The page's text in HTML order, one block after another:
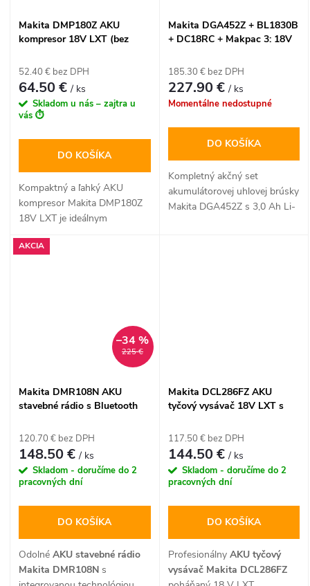
spínačmi pre maximálnu
flexibilitu pri práci. O vysokú
dodávaná bez akumulátora a
nabíjačky.
Makita DMP180Z AKU
kompresor 18V LXT (bez
52.40 € bez DPH
64.50 €/ ks
Skladom u nás – zajtra u
vás ⏱️
DO KOŠÍKA
Kompaktný a ľahký AKU
kompresor Makita DMP180Z
18V LXT je ideálnym
nafukovanie pneumatík
vypnutia pri dosiahnutí
nastaveného tlaku až do 8,3
bar. Tento prenosný batériový
kompresor sa dodáva so
sadou 4 adaptívnych
Makita DGA452Z + BL1830B
+ DC18RC + Makpac 3: 18V
kufri s nabíjačkou
185.30 € bez DPH
227.90 €/ ks
Momentálne nedostupné
DO KOŠÍKA
Kompletný akčný set
akumulátorovej uhlovej brúsky
Makita DGA452Z s 3,0 Ah Li-
prepravu náradia.
AKCIA
225 €
–34 %
Makita DMR108N AKU
stavebné rádio s Bluetooth
120.70 € bez DPH
148.50 €/ ks
Skladom - doručíme do 2
pracovných dní
DO KOŠÍKA
Odolné AKU stavebné rádio
Makita DMR108N s
Makita DCL286FZ AKU
tyčový vysávač 18V LXT s
batérie)
117.50 € bez DPH
144.50 €/ ks
Skladom - doručíme do 2
pracovných dní
DO KOŠÍKA
Profesionálny AKU tyčový
vysávač Makita DCL286FZ